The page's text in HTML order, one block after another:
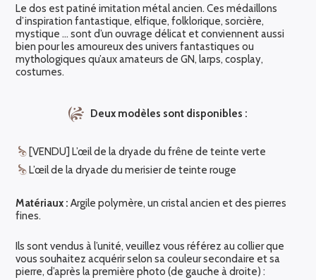
Le dos est patiné imitation métal ancien. Ces médaillons
d’inspiration fantastique, elfique, folklorique, sorcière,
mystique … sont d’un ouvrage délicat et conviennent aussi
bien pour les amoureux des univers fantastiques ou
mythologiques qu’aux amateurs de GN, larps, cosplay,
costumes.
Deux modèles sont disponibles :
[VENDU] L’œil de la dryade du frêne de teinte verte
L’œil de la dryade du merisier de teinte rouge
Matériaux : Argile polymère, un cristal ancien et des pierres
fines.
Ils sont vendus à l’unité, veuillez vous référez au collier que
vous souhaitez acquérir selon sa couleur secondaire et sa
pierre, d’après la première photo (de gauche à droite) :